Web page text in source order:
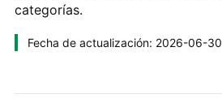
categorías.
Fecha de actualización: 2026-06-30